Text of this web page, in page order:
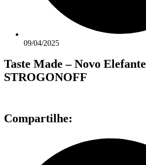
09/04/2025
Taste Made – Novo Elefante
STROGONOFF
Compartilhe: